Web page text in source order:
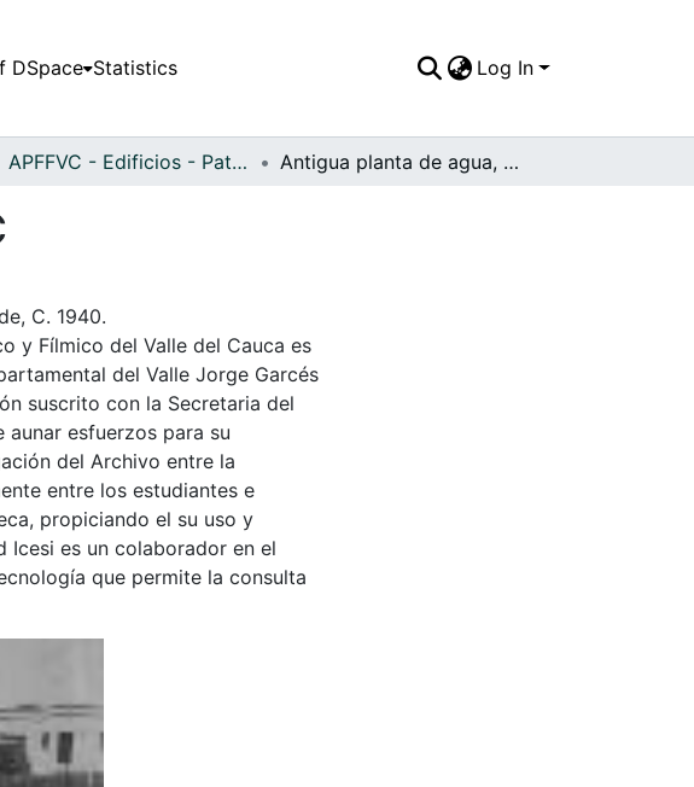
DSpace Statistics Log In
APFFVC - Edificios - Patrimonial Antigua planta de agua, Bugalagrande, C
C. 1940.
y Fílmico del Valle del Cauca es
del Valle Jorge Garcés
suscrito con la Secretaria del
esfuerzos para su
del Archivo entre la
entre los estudiantes e
propiciando el su uso y
Icesi es un colaborador en el
que permite la consulta